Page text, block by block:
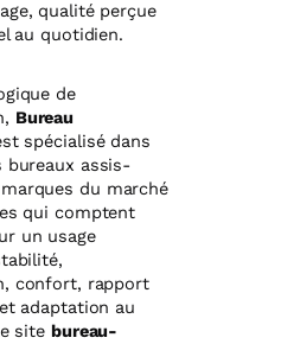
qualité perçue
au quotidien.
de
Bureau
spécialisé dans
bureaux assis-
du marché
qui comptent
un usage
confort, rapport
adaptation au
site bureau-